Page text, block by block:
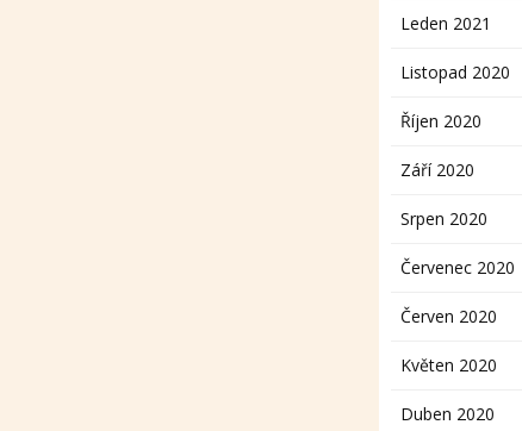
Leden 2021
Listopad 2020
Říjen 2020
Září 2020
Srpen 2020
Červenec 2020
Červen 2020
Květen 2020
Duben 2020